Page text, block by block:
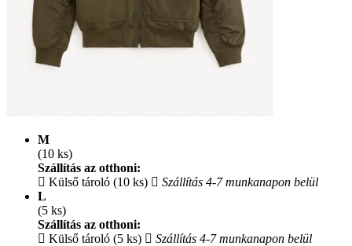
M
(10 ks)
Szállítás az otthoni:
Külső tároló (10 ks)
Szállítás 4-7 munkanapon belül
L
(5 ks)
Szállítás az otthoni:
Külső tároló (5 ks)
Szállítás 4-7 munkanapon belül